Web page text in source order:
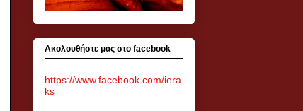
Ακολουθήστε μας στο facebook
https://www.facebook.com/iera
ks